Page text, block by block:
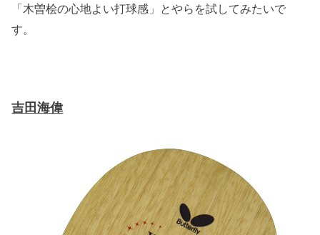
「木曽桧の心地よい打球感」とやらを試してみたいで
す。
吉田海偉